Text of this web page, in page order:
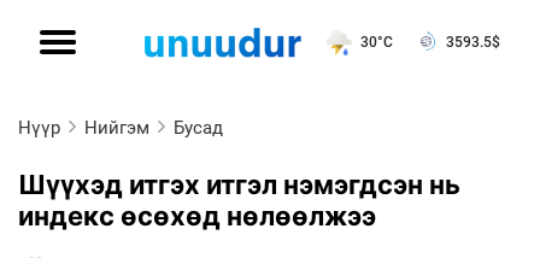
30°C 3593.5$
Нүүр Нийгэм Бусад
Шүүхэд итгэх итгэл нэмэгдсэн нь
индекс өсөхөд нөлөөлжээ